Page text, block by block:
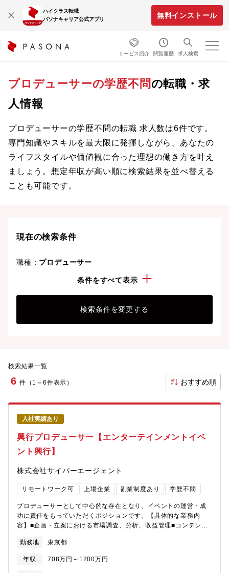
ハイクラス転職
パソナキャリア公式アプリ
無料インストール
サービス紹介 閲覧履歴 求人検索
プロデューサーの学歴不問の転職・求
人情報
プロデューサーの学歴不問の転職 求人数は6件です。
専門知識やスキルを最大限に発揮しながら、あなたの
ライフスタイルや価値観に合った理想の働き方を叶え
ましょう。想定年収が高い順に検索結果を並べ替える
ことも可能です。
現在の検索条件
職種： プロデューサー
学歴不問条件をすべて表示
検索条件を変更する
検索結果一覧
6 件（1～6件表示） おすすめ順
入社実績あり
興行プロデューサー【エンターテインメントイベ
ント興行】
株式会社サイバーエージェント
リモートワーク可 上場企業 副業制度あり 学歴不問
プロデューサーとして中心的な存在となり、イベントの運営・成
功に責任をもっていただくポジションです。【具体的な業務内
容】■企画・立案における市場調査、分析、収益管理■コンテンツ
ションや人員配置等の計画、運営■その他、上記に付随する業務
【興行本部について】サイバーエージェントグループにおけるエ
ンターテインメント興行を専門に行う専門組織として、興行本部
勤務地 東京都
年収 708万円～1200万円